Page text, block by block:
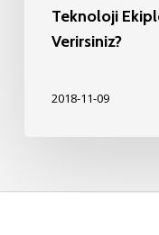
Teknoloji
Verirsiniz?
2018-11-09